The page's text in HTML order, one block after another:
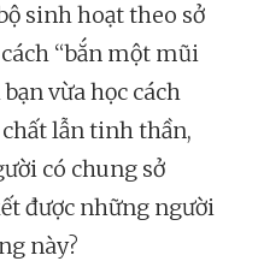
sinh hoạt theo sở
“bắn một mũi
vừa học cách
lẫn tinh thần,
có chung sở
được những người
này?